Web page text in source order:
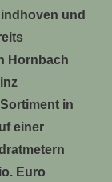
und
Hornbach
in
einer
Euro